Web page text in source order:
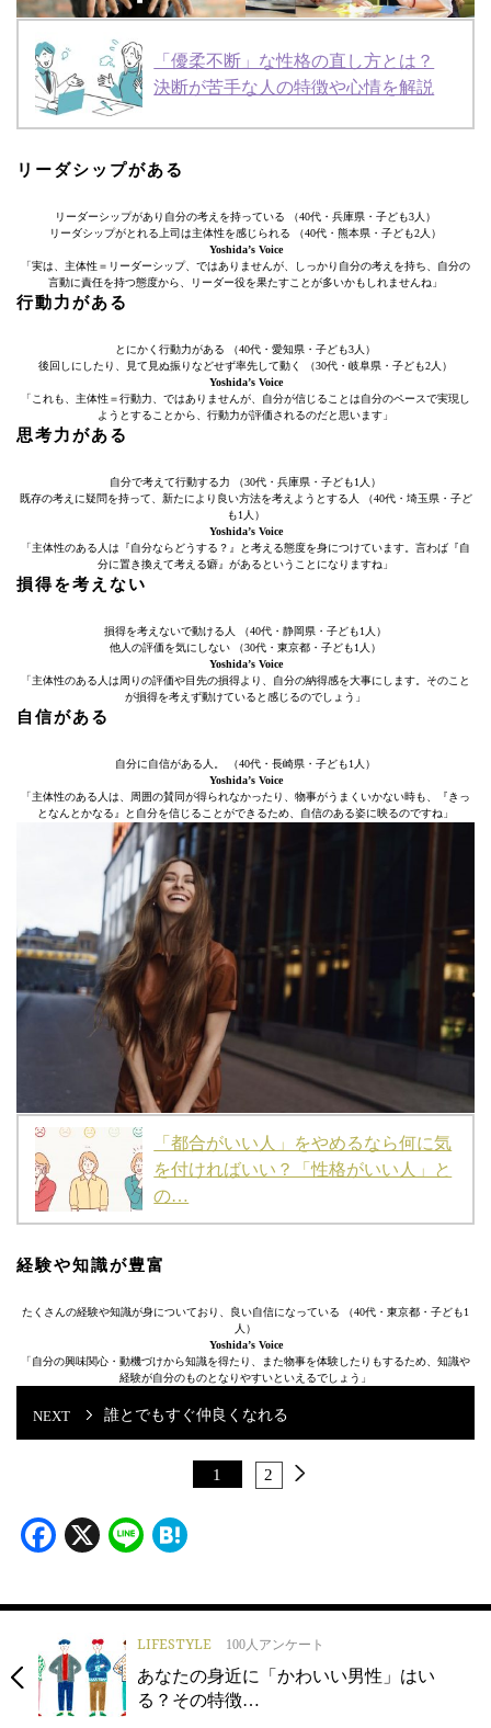
「優柔不断」な性格の直し方とは？
決断が苦手な人の特徴や心情を解説
リーダシップがある
リーダーシップがあり自分の考えを持っている （40代・兵庫県・子ども3人）
リーダシップがとれる上司は主体性を感じられる （40代・熊本県・子ども2人）
Yoshida’s Voice
「実は、主体性＝リーダーシップ、ではありませんが、しっかり自分の考えを持ち、自分の
言動に責任を持つ態度から、リーダー役を果たすことが多いかもしれませんね」
行動力がある
とにかく行動力がある （40代・愛知県・子ども3人）
後回しにしたり、見て見ぬ振りなどせず率先して動く （30代・岐阜県・子ども2人）
Yoshida’s Voice
「これも、主体性＝行動力、ではありませんが、自分が信じることは自分のペースで実現し
ようとすることから、行動力が評価されるのだと思います」
思考力がある
自分で考えて行動する力 （30代・兵庫県・子ども1人）
既存の考えに疑問を持って、新たにより良い方法を考えようとする人 （40代・埼玉県・子ど
も1人）
Yoshida’s Voice
「主体性のある人は『自分ならどうする？』と考える態度を身につけています。言わば『自
分に置き換えて考える癖』があるということになりますね」
損得を考えない
損得を考えないで動ける人 （40代・静岡県・子ども1人）
他人の評価を気にしない （30代・東京都・子ども1人）
Yoshida’s Voice
「主体性のある人は周りの評価や目先の損得より、自分の納得感を大事にします。そのこと
が損得を考えず動けていると感じるのでしょう」
自信がある
自分に自信がある人。 （40代・長崎県・子ども1人）
Yoshida’s Voice
「主体性のある人は、周囲の賛同が得られなかったり、物事がうまくいかない時も、『きっ
となんとかなる』と自分を信じることができるため、自信のある姿に映るのですね」
「都合がいい人」をやめるなら何に気
を付ければいい？「性格がいい人」と
の…
経験や知識が豊富
たくさんの経験や知識が身についており、良い自信になっている （40代・東京都・子ども1
人）
Yoshida’s Voice
「自分の興味関心・動機づけから知識を得たり、また物事を体験したりもするため、知識や
経験が自分のものとなりやすいといえるでしょう」
誰とでもすぐ仲良くなれる
1 2
Facebook
X Line
LIFESTYLE 100人アンケート
あなたの身近に「かわいい男性」はい
る？その特徴…